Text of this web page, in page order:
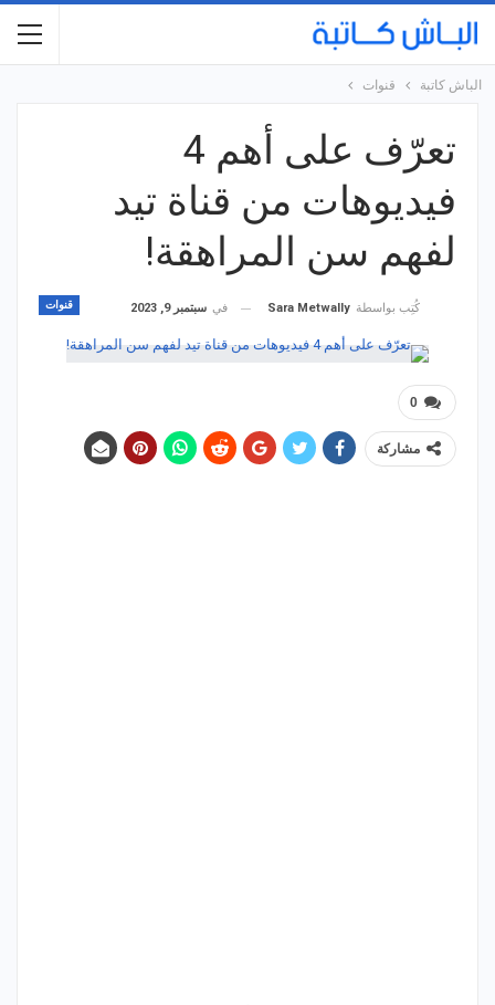
الباش كاتبة قنوات
تعرّف على أهم 4
فيديوهات من قناة تيد
لفهم سن المراهقة!
قنوات كُتِب بواسطة Sara Metwally في سبتمبر 9, 2023
0
مشاركة